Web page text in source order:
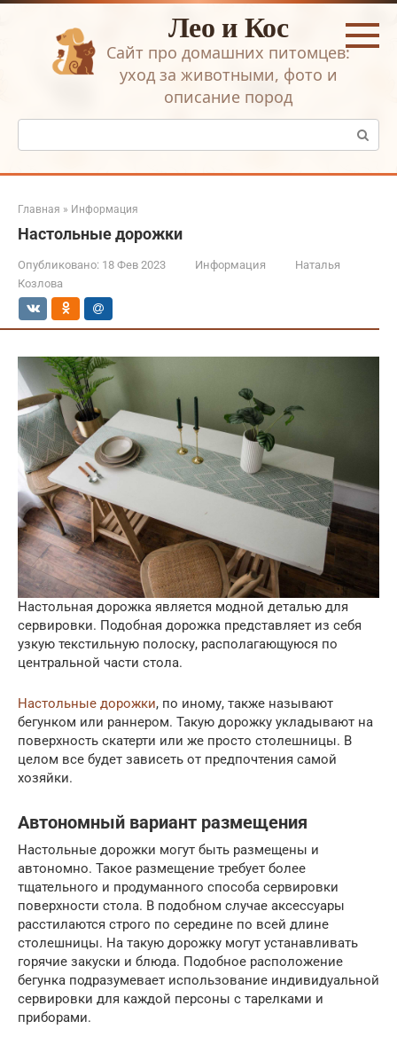
Перейти
Лео и Кос
Сайт про домашних питомцев:
уход за животными, фото и
описание пород
Поиск:
Главная » Информация
Настольные дорожки
Опубликовано: 18 Фев 2023 Информация
Наталья
Козлова
Настольная дорожка является модной деталью для
сервировки. Подобная дорожка представляет из себя
узкую текстильную полоску, располагающуюся по
центральной части стола.
Настольные дорожки, по иному, также называют
бегунком или раннером. Такую дорожку укладывают на
поверхность скатерти или же просто столешницы. В
целом все будет зависеть от предпочтения самой
хозяйки.
Автономный вариант размещения
Настольные дорожки могут быть размещены и
автономно. Такое размещение требует более
тщательного и продуманного способа сервировки
поверхности стола. В подобном случае аксессуары
расстилаются строго по середине по всей длине
столешницы. На такую дорожку могут устанавливать
горячие закуски и блюда. Подобное расположение
бегунка подразумевает использование индивидуальной
сервировки для каждой персоны с тарелками и
приборами.